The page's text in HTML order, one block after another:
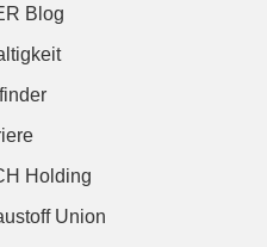
Blog
Holding
Union